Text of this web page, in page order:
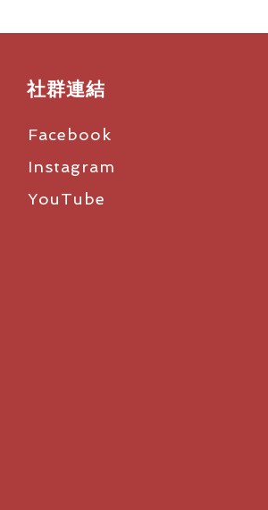
社群連結
Facebook
Instagram
YouTube